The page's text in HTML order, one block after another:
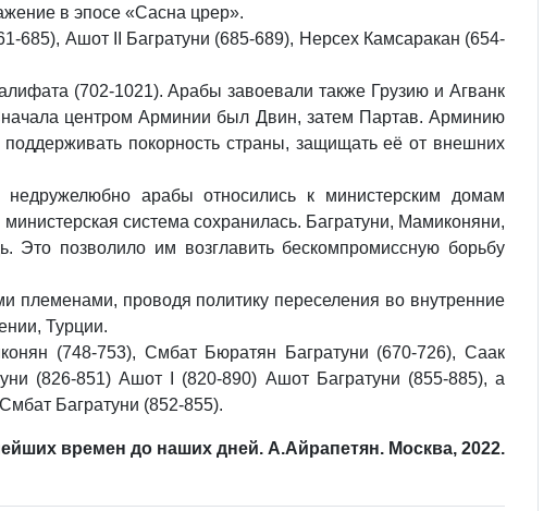
в эпосе «Сасна црер».
685), Ашот II Багратуни (685-689), Нерсех Камсаракан (654-
(702-1021). Арабы завоевали также Грузию и Агванк
центром Арминии был Двин, затем Партав. Арминию
покорность страны, защищать её от внешних
недружелюбно арабы относились к министерским домам
система сохранилась. Багратуни, Мамиконяни,
позволило им возглавить бескомпромиссную борьбу
племенами, проводя политику переселения во внутренние
Турции.
(748-753), Смбат Бюратян Багратуни (670-726), Саак
(826-851) Ашот I (820-890) Ашот Багратуни (855-885), а
Багратуни (852-855).
времен до наших дней. А.Айрапетян. Москва, 2022.